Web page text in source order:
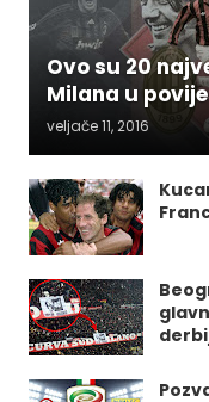
Ovo su 20
Milana u
veljače 11, 2016